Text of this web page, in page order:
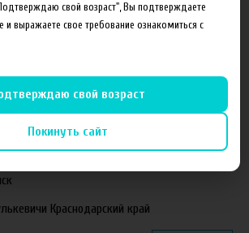
Подробнее
Краснодарский край
свой возраст", Вы подтверждаете
и выражаете свое требование ознакомиться с
свой возраст
Покинуть сайт